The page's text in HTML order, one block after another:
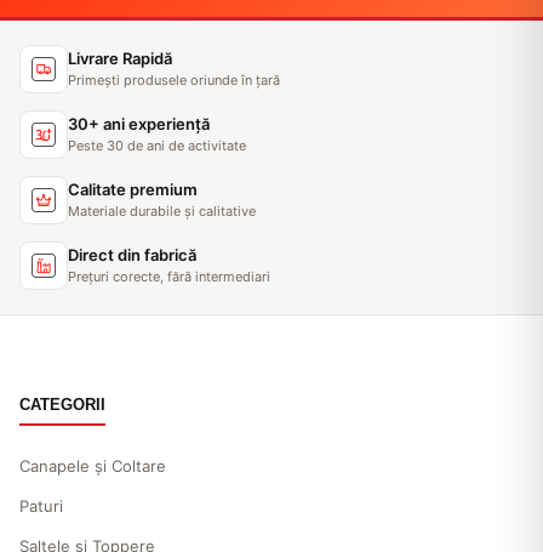
Livrare Rapidă
Primești produsele oriunde în țară
30+ ani experiență
Peste 30 de ani de activitate
Calitate premium
Materiale durabile și calitative
Direct din fabrică
Prețuri corecte, fără intermediari
CATEGORII
Canapele și Coltare
Paturi
Saltele și Toppere